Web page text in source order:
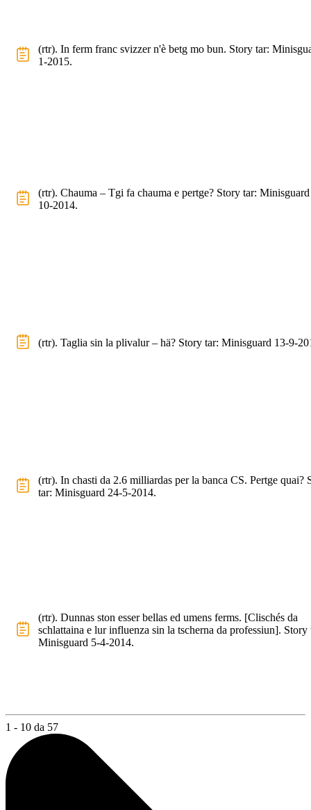
(rtr). In ferm franc svizzer n'è betg mo bun. Story tar:
1-2015.
(rtr). Chauma – Tgi fa chauma e pertge? Story tar:
10-2014.
(rtr). Taglia sin la plivalur – hä? Story tar: Minisguard 13-9-
(rtr). In chasti da 2.6 milliardas per la banca CS. Pertge quai?
tar: Minisguard 24-5-2014.
(rtr). Dunnas ston esser bellas ed umens ferms. [Clischés da
schlattaina e lur influenza sin la tscherna da professiun]. Story
Minisguard 5-4-2014.
1 - 10 da 57